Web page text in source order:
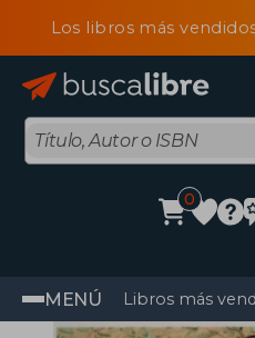
Los libros más
0
MENÚ Libros más